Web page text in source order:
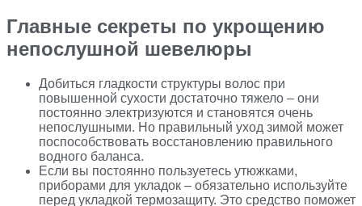
Главные секреты по укрощению
непослушной шевелюры
Добиться гладкости структуры волос при
повышенной сухости достаточно тяжело – они
постоянно электризуются и становятся очень
непослушными. Но правильный уход зимой может
поспособствовать восстановлению правильного
водного баланса.
Если вы постоянно пользуетесь утюжками,
приборами для укладок – обязательно используйте
перед укладкой термозащиту. Это средство поможет